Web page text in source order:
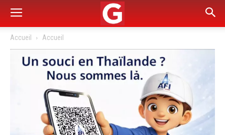
Accueil Accueil